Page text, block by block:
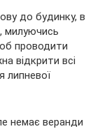
до будинку, в
милуючись
проводити
відкрити всі
липневої
немає веранди